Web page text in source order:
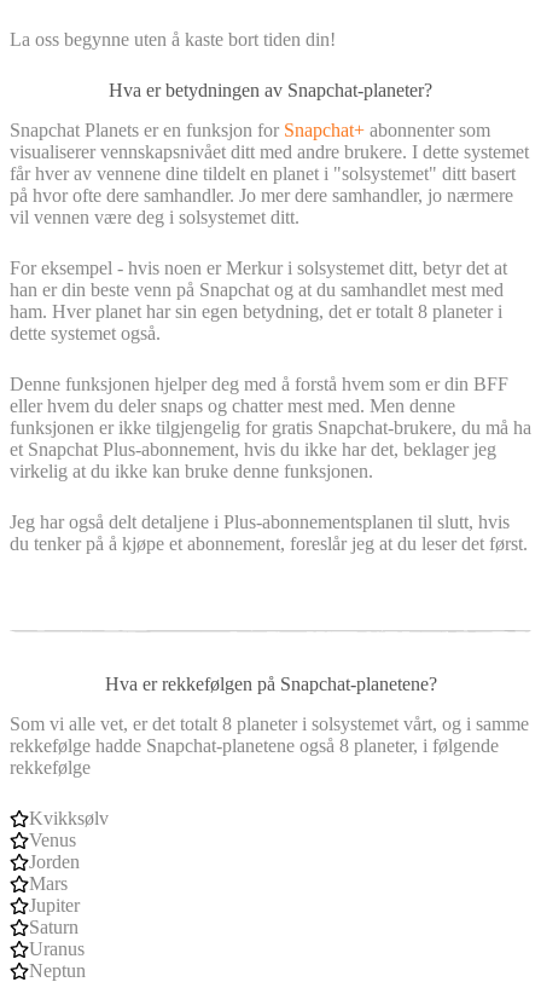
La oss begynne uten å kaste bort tiden din!
Hva er betydningen av Snapchat-planeter?
Snapchat Planets er en funksjon for Snapchat+ abonnenter som
visualiserer vennskapsnivået ditt med andre brukere. I dette systemet
får hver av vennene dine tildelt en planet i "solsystemet" ditt basert
på hvor ofte dere samhandler. Jo mer dere samhandler, jo nærmere
vil vennen være deg i solsystemet ditt.
For eksempel - hvis noen er Merkur i solsystemet ditt, betyr det at
han er din beste venn på Snapchat og at du samhandlet mest med
ham. Hver planet har sin egen betydning, det er totalt 8 planeter i
dette systemet også.
Denne funksjonen hjelper deg med å forstå hvem som er din BFF
eller hvem du deler snaps og chatter mest med. Men denne
funksjonen er ikke tilgjengelig for gratis Snapchat-brukere, du må ha
et Snapchat Plus-abonnement, hvis du ikke har det, beklager jeg
virkelig at du ikke kan bruke denne funksjonen.
Jeg har også delt detaljene i Plus-abonnementsplanen til slutt, hvis
du tenker på å kjøpe et abonnement, foreslår jeg at du leser det først.
Hva er rekkefølgen på Snapchat-planetene?
Som vi alle vet, er det totalt 8 planeter i solsystemet vårt, og i samme
rekkefølge hadde Snapchat-planetene også 8 planeter, i følgende
rekkefølge
Kvikksølv
Venus
Jorden
Mars
Jupiter
Saturn
Uranus
Neptun